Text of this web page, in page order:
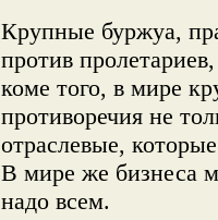
Крупные буржуа,
против
коме того, в мире
противоречия не
отраслевые,
В мире же бизнеса
надо всем.